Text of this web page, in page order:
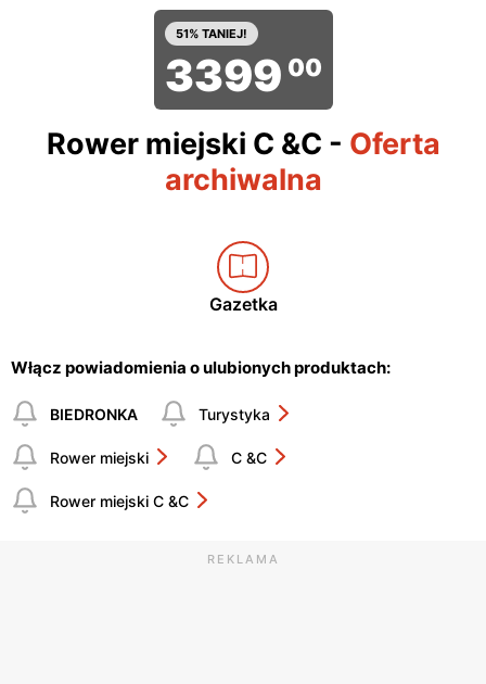
51% TANIEJ!
3399 00
Rower miejski C &C - Oferta
archiwalna
Gazetka
Włącz powiadomienia o ulubionych produktach:
BIEDRONKA Turystyka
Rower miejski C &C
Rower miejski C &C
REKLAMA